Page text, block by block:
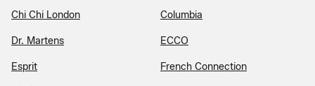
Chi Chi London Columbia
Dr. Martens ECCO
Esprit French Connection